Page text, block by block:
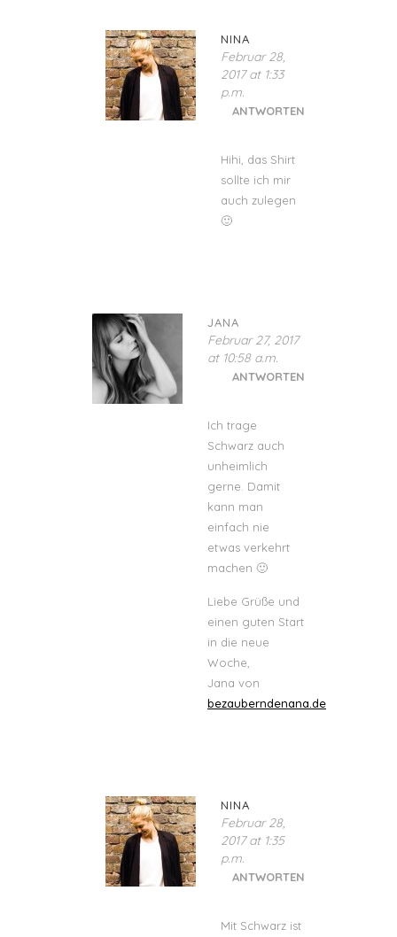
NINA
Februar 28,
2017 at 1:33
p.m.
ANTWORTEN
Hihi, das Shirt
sollte ich mir
auch zulegen
🙂
JANA
Februar 27, 2017
at 10:58 a.m.
ANTWORTEN
Ich trage
Schwarz auch
unheimlich
gerne. Damit
kann man
einfach nie
etwas verkehrt
machen 🙂
Liebe Grüße und
einen guten Start
in die neue
Woche,
Jana von
bezauberndenana.de
NINA
Februar 28,
2017 at 1:35
p.m.
ANTWORTEN
Mit Schwarz ist